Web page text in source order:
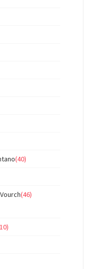
(40)
(46)